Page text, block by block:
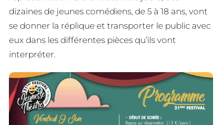
dizaines de jeunes comédiens, de 5 à 18 ans, vont
se donner la réplique et transporter le public avec
eux dans les différentes pièces qu’ils vont
interpréter.